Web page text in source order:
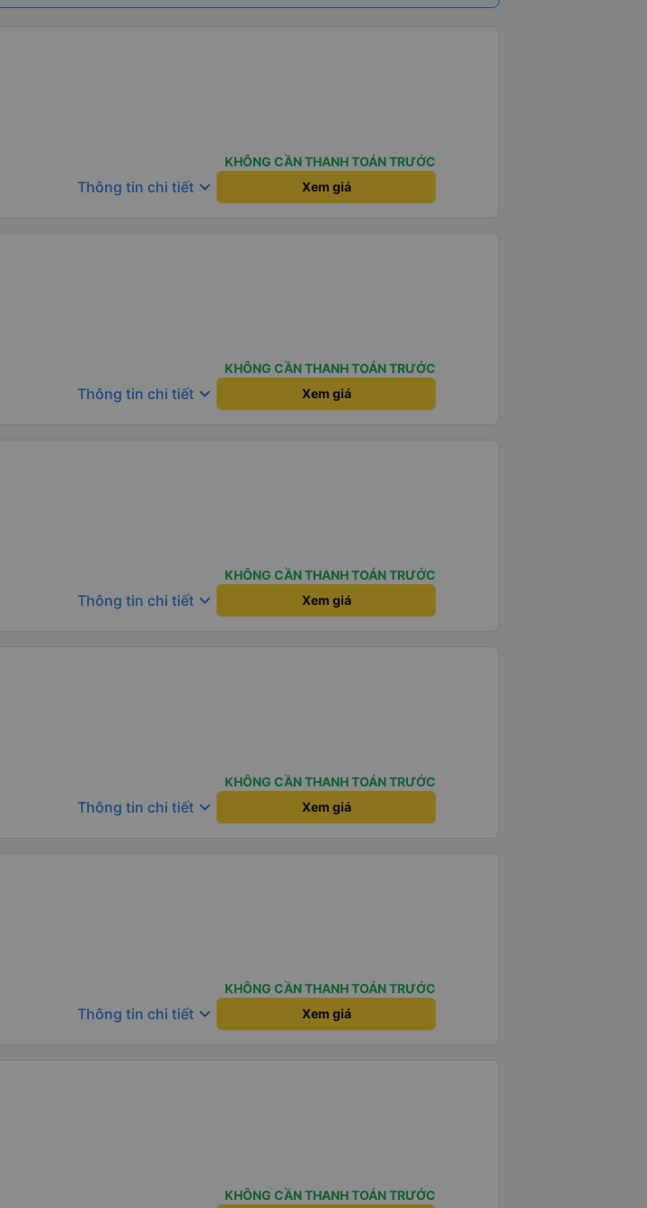
KHÔNG CẦN THANH TOÁN TRƯỚC
Thông tin chi tiết keyboard_arrow_down Xem giá
KHÔNG CẦN THANH TOÁN TRƯỚC
Thông tin chi tiết keyboard_arrow_down Xem giá
KHÔNG CẦN THANH TOÁN TRƯỚC
Thông tin chi tiết keyboard_arrow_down Xem giá
KHÔNG CẦN THANH TOÁN TRƯỚC
Thông tin chi tiết keyboard_arrow_down Xem giá
KHÔNG CẦN THANH TOÁN TRƯỚC
Thông tin chi tiết keyboard_arrow_down Xem giá
KHÔNG CẦN THANH TOÁN TRƯỚC